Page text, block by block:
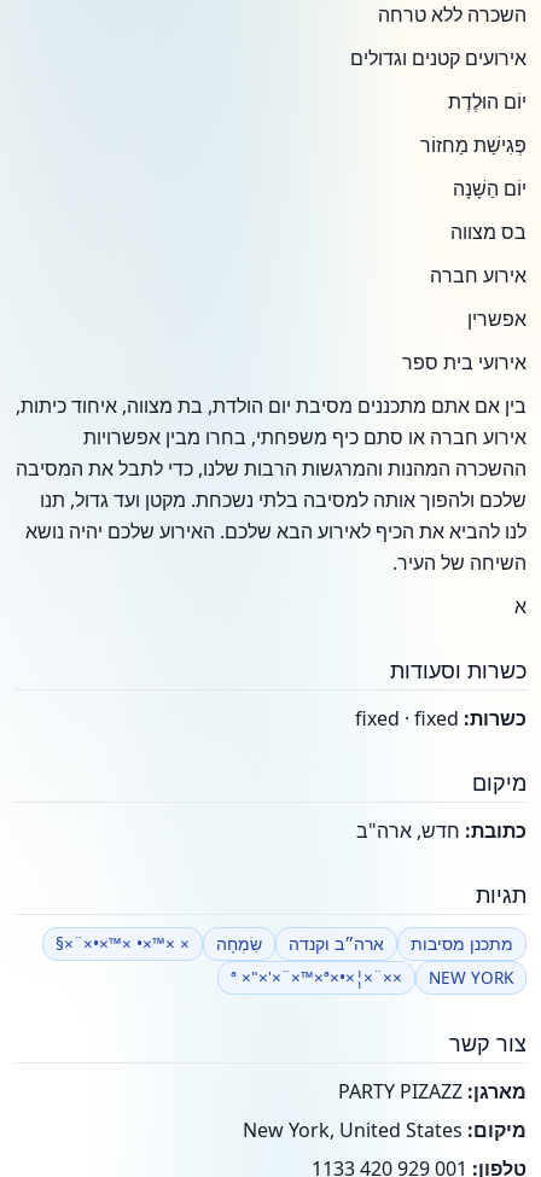
השכרה ללא טרחה
אירועים קטנים וגדולים
יוֹם הוּלֶדֶת
פְּגִישַׁת מַחזוֹר
יוֹם הַשָׁנָה
בס מצווה
אירוע חברה
אפשרין
אירועי בית ספר
בין אם אתם מתכננים מסיבת יום הולדת, בת מצווה, איחוד כיתות,
אירוע חברה או סתם כיף משפחתי, בחרו מבין אפשרויות
ההשכרה המהנות והמרגשות הרבות שלנו, כדי לתבל את המסיבה
שלכם ולהפוך אותה למסיבה בלתי נשכחת. מקטן ועד גדול, תנו
לנו להביא את הכיף לאירוע הבא שלכם. האירוע שלכם יהיה נושא
השיחה של העיר.
א
כשרות וסעודות
כשרות:
מיקום
כתובת: חדש, ארה"ב
תגיות
מתכנן מסיבות ארה״ב וקנדה שִׂמְחָה
× ×™×• ×™×•×¨×§
NEW YORK
××¨×¦×•×ª ×"×'×¨×™×ª
צור קשר
מארגן:
מיקום:
טלפון: